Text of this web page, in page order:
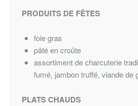
PRODUITS DE FÊTES
foie gras
pâté en croûte
assortiment de charcuterie
fumé, jambon truffé, viande de
PLATS CHAUDS